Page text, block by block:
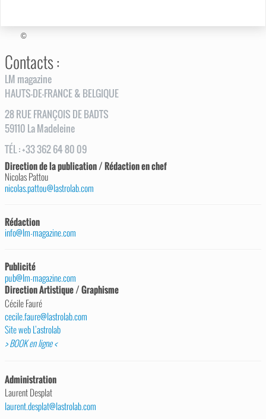
©
Contacts :
LM magazine
HAUTS-DE-FRANCE & BELGIQUE
28RUEFRANÇOIS DE BADTS
59110 La Madeleine
TÉL:+33 362 64 80 09
Direction de la publication / Rédaction en chef
Nicolas Pattou
nicolas.pattou@lastrolab.com
Rédaction
info@lm-magazine.com
Publicité
pub@lm-magazine.com
Direction Artistique / Graphisme
Cécile Fauré
cecile.faure@lastrolab.com
Site web L’astrolab
> BOOK en ligne <
Administration
Laurent Desplat
laurent.desplat@lastrolab.com